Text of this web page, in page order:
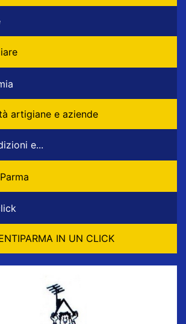
artigiane e aziende
e...
IN UN CLICK